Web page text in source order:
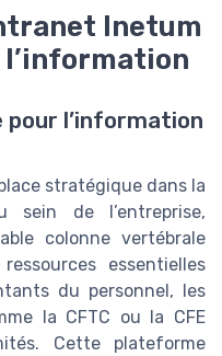
Inetum
l’information
pour l’information
stratégique dans la
sein de l’entreprise,
colonne vertébrale
essentielles
du personnel, les
la CFTC ou la CFE
Cette plateforme